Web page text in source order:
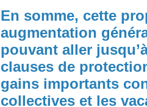
En somme, cette
augmentation
pouvant aller
clauses de
gains importants
collectives et les